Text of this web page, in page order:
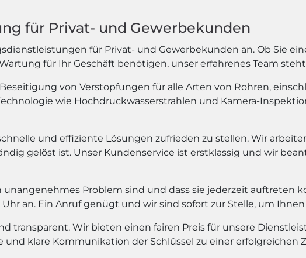
für Privat- und Gewerbekunden
für Privat- und Gewerbekunden an. Ob Sie
für Ihr Geschäft benötigen, unser erfahrenes Team
von Verstopfungen für alle Arten von Rohren,
wie Hochdruckwasserstrahlen und Kamera-
und effiziente Lösungen zufrieden zu stellen. Wir
gelöst ist. Unser Kundenservice ist erstklassig und wir
Problem sind und dass sie jederzeit auftreten
an. Ein Anruf genügt und wir sind sofort zur Stelle, um Ihnen
transparent. Wir bieten einen fairen Preis für unsere
und klare Kommunikation der Schlüssel zu einer erfolgreichen